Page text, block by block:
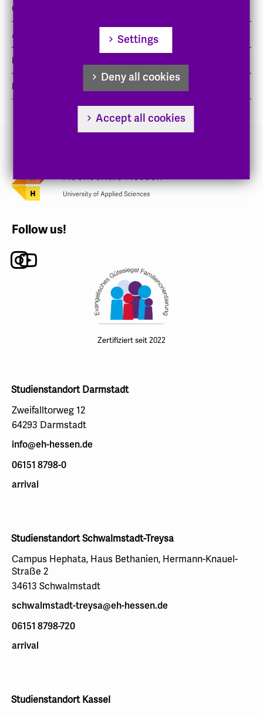
Change-Management
Aktuelle Fragestellungen des Managements
Praxiskolloquium, Praxisexkursion, Praxisreflektion
Pro Seminar Wissenschaftliches Arbeiten
Follow us!
Instagram
Youtube
Zertifiziert seit 2022
Studienstandort Darmstadt
Zweifalltorweg 12
64293 Darmstadt
info@eh-hessen.de
06151 8798-0
arrival
Studienstandort Schwalmstadt-Treysa
Campus Hephata, Haus Bethanien, Hermann-Knauel-
Straße 2
34613 Schwalmstadt
schwalmstadt-treysa@eh-hessen.de
06151 8798-720
arrival
Studienstandort Kassel
Settings
Deny all cookies
Accept all cookies